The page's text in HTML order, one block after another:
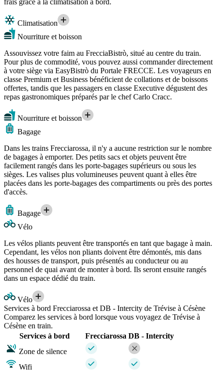
frais grâce à la climatisation à bord.
Climatisation
Nourriture et boisson
Assouvissez votre faim au FrecciaBistrò, situé au centre du train.
Pour plus de commodité, vous pouvez aussi commander directement
à votre siège via EasyBistrò du Portale FRECCE. Les voyageurs en
classe Premium et Business bénéficient de collations et de boissons
offertes, tandis que les passagers en classe Executive dégustent des
repas gastronomiques préparés par le chef Carlo Cracc.
Nourriture et boisson
Bagage
Dans les trains Frecciarossa, il n'y a aucune restriction sur le nombre
de bagages à emporter. Des petits sacs et objets peuvent être
facilement rangés dans les porte-bagages supérieurs ou sous les
sièges. Les valises plus volumineuses peuvent quant à elles être
placées dans les porte-bagages des compartiments ou près des portes
d'accès.
Bagage
Vélo
Les vélos pliants peuvent être transportés en tant que bagage à main.
Cependant, les vélos non pliants doivent être démontés, mis dans
des housses de transport, puis présentés au conducteur ou au
personnel de quai avant de monter à bord. Ils seront ensuite rangés
dans un espace dédié du train.
Vélo
Services à bord Frecciarossa et DB - Intercity de Trévise à Césène
Comparez les services à bord lorsque vous voyagez de Trévise à
Césène en train.
Services à bord
Frecciarossa DB - Intercity
Zone de silence
Wifi